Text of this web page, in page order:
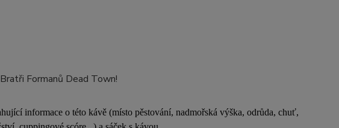
Formanů Dead Town!
informace o této kávě (místo pěstování, nadmořská výška, odrůda, chuť,